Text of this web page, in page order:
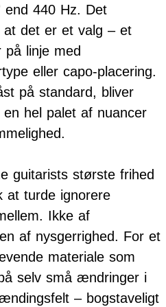
end 440 Hz. Det
at det er et valg – et
på linje med
eller capo-placering.
på standard, bliver
hel palet af nuancer
guitarists største frihed
at turde ignorere
Ikke af
af nysgerrighed. For et
materiale som
selv små ændringer i
– bogstaveligt